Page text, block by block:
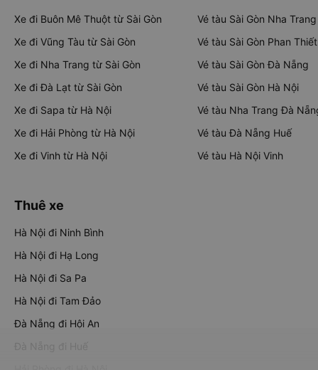
Xe đi Buôn Mê Thuột từ Sài Gòn
Xe đi Vũng Tàu từ Sài Gòn
Xe đi Nha Trang từ Sài Gòn
Xe đi Đà Lạt từ Sài Gòn
Xe đi Sapa từ Hà Nội
Xe đi Hải Phòng từ Hà Nội
Xe đi Vinh từ Hà Nội
Vé tàu Sài Gòn Nha Trang
Vé tàu Sài Gòn Phan Thiết
Vé tàu Sài Gòn Đà Nẵng
Vé tàu Sài Gòn Hà Nội
Vé tàu Nha Trang Đà
Vé tàu Đà Nẵng Huế
Vé tàu Hà Nội Vinh
Thuê xe
Hà Nội đi Ninh Bình
Hà Nội đi Hạ Long
Hà Nội đi Sa Pa
Hà Nội đi Tam Đảo
Đà Nẵng đi Hội An
Đà Nẵng đi Huế